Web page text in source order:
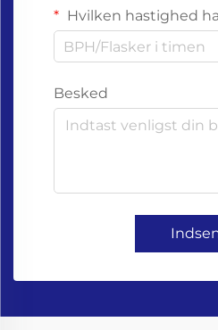
Hvilken hastighed
Besked